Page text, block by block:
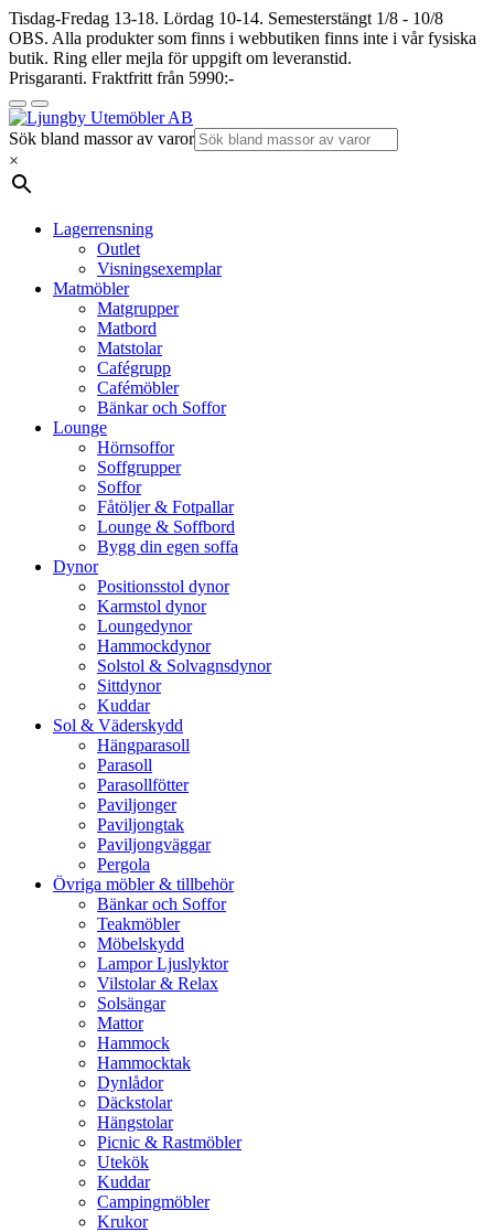
Tisdag-Fredag 13-18. Lördag 10-14. Semesterstängt 1/8 - 10/8
OBS. Alla produkter som finns i webbutiken finns inte i vår fysiska
butik. Ring eller mejla för uppgift om leveranstid.
Prisgaranti. Fraktfritt från 5990:-
Sök bland massor av varor
×
Lagerrensning
Outlet
Visningsexemplar
Matmöbler
Matgrupper
Matbord
Matstolar
Cafégrupp
Cafémöbler
Bänkar och Soffor
Lounge
Hörnsoffor
Soffgrupper
Soffor
Fåtöljer & Fotpallar
Lounge & Soffbord
Bygg din egen soffa
Dynor
Positionsstol dynor
Karmstol dynor
Loungedynor
Hammockdynor
Solstol & Solvagnsdynor
Sittdynor
Kuddar
Sol & Väderskydd
Hängparasoll
Parasoll
Parasollfötter
Paviljonger
Paviljongtak
Paviljongväggar
Pergola
Övriga möbler & tillbehör
Bänkar och Soffor
Teakmöbler
Möbelskydd
Lampor Ljuslyktor
Vilstolar & Relax
Solsängar
Mattor
Hammock
Hammocktak
Dynlådor
Däckstolar
Hängstolar
Picnic & Rastmöbler
Utekök
Kuddar
Campingmöbler
Krukor